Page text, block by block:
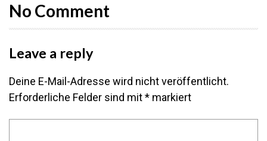
No Comment
Leave a reply
Deine E-Mail-Adresse wird nicht veröffentlicht.
Erforderliche Felder sind mit* markiert